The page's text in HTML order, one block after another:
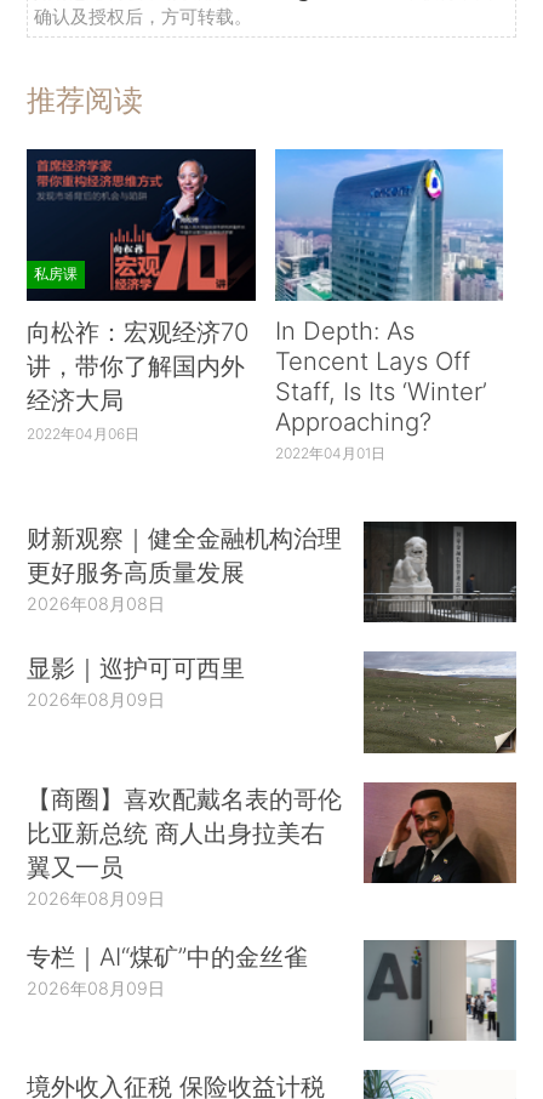
确认及授权后，方可转载。
推荐阅读
私房课
向松祚：宏观经济70
讲，带你了解国内外
经济大局
2022年04月06日
In Depth: As
Tencent Lays Off
Staff, Is Its ‘Winter’
Approaching?
2022年04月01日
财新观察｜健全金融机构治理
更好服务高质量发展
2026年08月08日
显影｜巡护可可西里
2026年08月09日
【商圈】喜欢配戴名表的哥伦
比亚新总统 商人出身拉美右
翼又一员
2026年08月09日
专栏｜AI“煤矿”中的金丝雀
2026年08月09日
境外收入征税 保险收益计税